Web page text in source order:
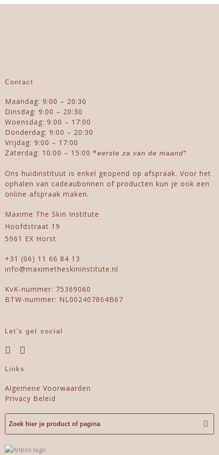
Contact
Maandag: 9:00 – 20:30
Dinsdag: 9:00 – 20:30
Woensdag: 9:00 – 17:00
Donderdag: 9:00 – 20:30
Vrijdag: 9:00 – 17:00
Zaterdag: 10:00 – 15:00 *eerste za van de maand*
Ons huidinstituut is enkel geopend op afspraak. Voor het
ophalen van cadeaubonnen of producten kun je ook een
online afspraak maken.
Maxime The Skin Institute
Hoofdstraat 19
5961 EX Horst
+31 (06) 11 66 84 13
info@maximetheskininstitute.nl
KvK-nummer: 75369060
BTW-nummer: NL002407864B67
Let's get social
Links
Algemene Voorwaarden
Privacy Beleid